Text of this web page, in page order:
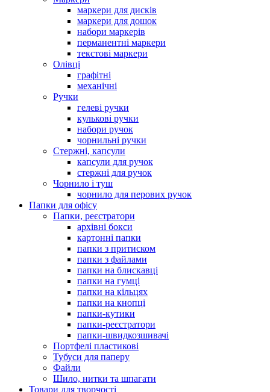
маркери для дисків
маркери для дошок
набори маркерів
перманентні маркери
текстові маркери
Олівці
графітні
механічні
Ручки
гелеві ручки
кулькові ручки
набори ручок
чорнильні ручки
Стержні, капсули
капсули для ручок
стержні для ручок
Чорнило і туш
чорнило для перових ручок
Папки для офісу
Папки, реєстратори
архівні бокси
картонні папки
папки з притиском
папки з файлами
папки на блискавці
папки на гумці
папки на кільцях
папки на кнопці
папки-кутики
папки-реєстратори
папки-швидкозшивачі
Портфелі пластикові
Тубуси для паперу
Файли
Шило, нитки та шпагати
Товари для творчості